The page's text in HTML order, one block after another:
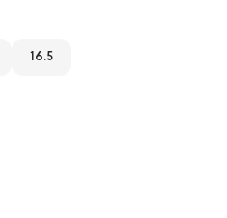
UZ
16.5